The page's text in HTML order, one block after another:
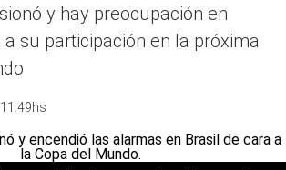
y hay preocupación en
a su participación en la próxima